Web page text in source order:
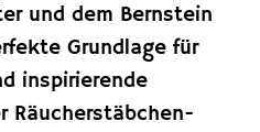
und dem Bernstein
Grundlage für
inspirierende
Räucherstäbchen-